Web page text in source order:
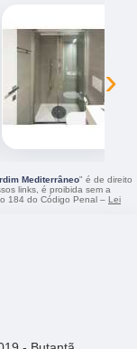
›
Mediterrâneo" é de direito
links, é proibida sem a
184 do Código Penal – Lei